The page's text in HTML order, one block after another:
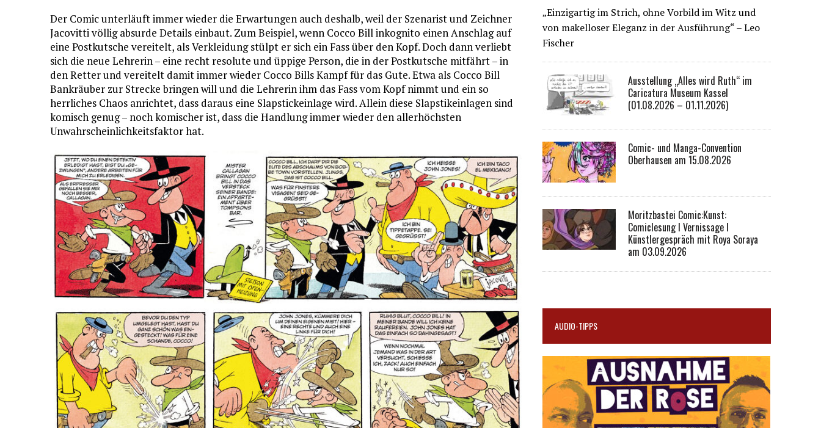
Der Comic unterläuft immer wieder die Erwartungen auch deshalb, weil der Szenarist und Zeichner
Jacovitti völlig absurde Details einbaut. Zum Beispiel, wenn Cocco Bill inkognito einen Anschlag auf
eine Postkutsche vereitelt, als Verkleidung stülpt er sich ein Fass über den Kopf. Doch dann verliebt
sich die neue Lehrerin – eine recht resolute und üppige Person, die in der Postkutsche mitfährt – in
den Retter und vereitelt damit immer wieder Cocco Bills Kampf für das Gute. Etwa als Cocco Bill
Bankräuber zur Strecke bringen will und die Lehrerin ihm das Fass vom Kopf nimmt und ein so
herrliches Chaos anrichtet, dass daraus eine Slapstickeinlage wird. Allein diese Slapstikeinlagen sind
komisch genug – noch komischer ist, dass die Handlung immer wieder den allerhöchsten
Unwahrscheinlichkeitsfaktor hat.
„Einzigartig im Strich, ohne Vorbild im Witz und
von makelloser Eleganz in der Ausführung“ – Leo
Fischer
Ausstellung „Alles wird Ruth“ im
Caricatura Museum Kassel
(01.08.2026 – 01.11.2026)
Comic- und Manga-Convention
Oberhausen am 15.08.2026
Moritzbastei Comic:Kunst:
Comiclesung I Vernissage I
Künstlergespräch mit Roya Soraya
am 03.09.2026
AUDIO-TIPPS